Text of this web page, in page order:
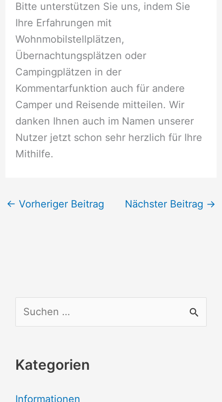
Bitte unterstützen Sie uns, indem Sie
Ihre Erfahrungen mit
Wohnmobilstellplätzen,
Übernachtungsplätzen oder
Campingplätzen in der
Kommentarfunktion auch für andere
Camper und Reisende mitteilen. Wir
danken Ihnen auch im Namen unserer
Nutzer jetzt schon sehr herzlich für Ihre
Mithilfe.
← Vorheriger Beitrag Nächster Beitrag →
u
h
Kategorien
Informationen